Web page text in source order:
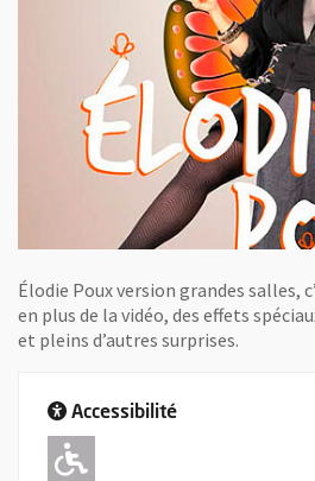
Élodie Poux version grandes salles,
en plus de la vidéo, des effets
et pleins d’autres surprises.
Accessibilité
Adapté pour